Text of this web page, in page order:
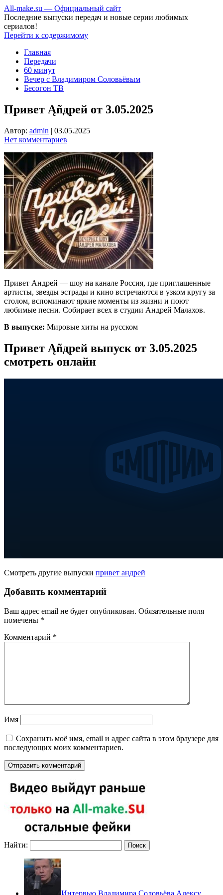
All-make.su — Официальный сайт
Последние выпуски передач и новые серии любимых
сериалов!
Перейти к содержимому
Главная
Передачи
60 минут
Вечер с Владимиром Соловьёвым
Бесогон ТВ
Привет Ąñдpей от 3.05.2025
Автор: admin | 03.05.2025
Нет комментариев
Привет Андрей — шоу на канале Россия, где приглашенные
артисты, звезды эстрады и кино встречаются в узком кругу за
столом, вспоминают яркие моменты из жизни и поют
любимые песни. Собирает всех в студии Андрей Малахов.
В выпуске: Мировые хиты на русском
Привет Ąñдpей выпуск от 3.05.2025
смотреть онлайн
Смотреть другие выпуски привет андрей
Добавить комментарий
Ваш адрес email не будет опубликован. Обязательные поля
помечены *
Комментарий *
Имя
Сохранить моё имя, email и адрес сайта в этом браузере для
последующих моих комментариев.
Найти:
Интервью Владимира Соловьёва Алексу